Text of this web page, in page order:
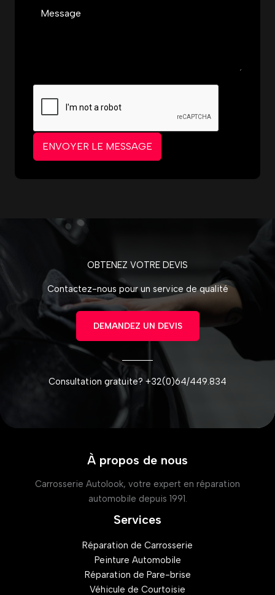
ENVOYER LE MESSAGE
OBTENEZ VOTRE DEVIS
Contactez-nous pour un service de qualité
DEMANDEZ UN DEVIS
Consultation gratuite? +32(0)64/449.834
À propos de nous
Carrosserie Autolook, votre expert en réparation
automobile depuis 1991.
Services
Réparation de Carrosserie
Peinture Automobile
Réparation de Pare-brise
Véhicule de Courtoisie